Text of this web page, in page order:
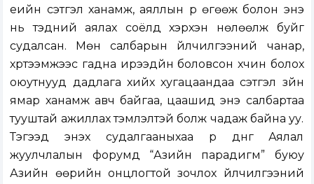
үеийн сэтгэл ханамж, аяллын үр өгөөж болон энэ
нь тэдний аялах соёлд хэрхэн нөлөөлж буйг
судалсан. Мөн салбарын үйлчилгээний чанар,
хүртээмжээс гадна ирээдүйн боловсон хүчин болох
оюутнууд дадлага хийх хугацаандаа сэтгэл зүйн
ямар ханамж авч байгаа, цаашид энэ салбартаа
тууштай ажиллах тэмүүлэлтэй болж чадаж байна уу.
Тэгээд энэхүү судалгааныхаа үр дүнг Аялал
жуулчлалын форумд “Азийн парадигм” буюу
Азийн өөрийн онцлогтой зочлох үйлчилгээний